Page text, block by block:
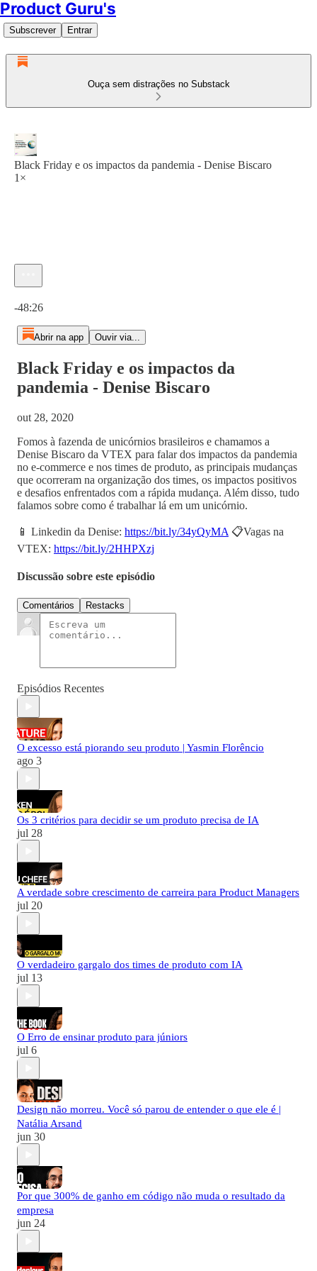
Product Guru's
Subscrever Entrar
Ouça sem distrações no Substack
Black Friday e os impactos da pandemia - Denise Biscaro
1×
-48:26
Abrir na app Ouvir via...
Black Friday e os impactos da
pandemia - Denise Biscaro
out 28, 2020
Fomos à fazenda de unicórnios brasileiros e chamamos a
Denise Biscaro da VTEX para falar dos impactos da pandemia
no e-commerce e nos times de produto, as principais mudanças
que ocorreram na organização dos times, os impactos positivos
e desafios enfrentados com a rápida mudança. Além disso, tudo
falamos sobre como é trabalhar lá em um unicórnio.
📱 Linkedin da Denise: https://bit.ly/34yQyMA 📋Vagas na
VTEX: https://bit.ly/2HHPXzj
Discussão sobre este episódio
Comentários Restacks
Episódios Recentes
O excesso está piorando seu produto | Yasmin Florêncio
ago 3
Os 3 critérios para decidir se um produto precisa de IA
jul 28
A verdade sobre crescimento de carreira para Product Managers
jul 20
O verdadeiro gargalo dos times de produto com IA
jul 13
O Erro de ensinar produto para júniors
jul 6
Design não morreu. Você só parou de entender o que ele é |
Natália Arsand
jun 30
Por que 300% de ganho em código não muda o resultado da
empresa
jun 24